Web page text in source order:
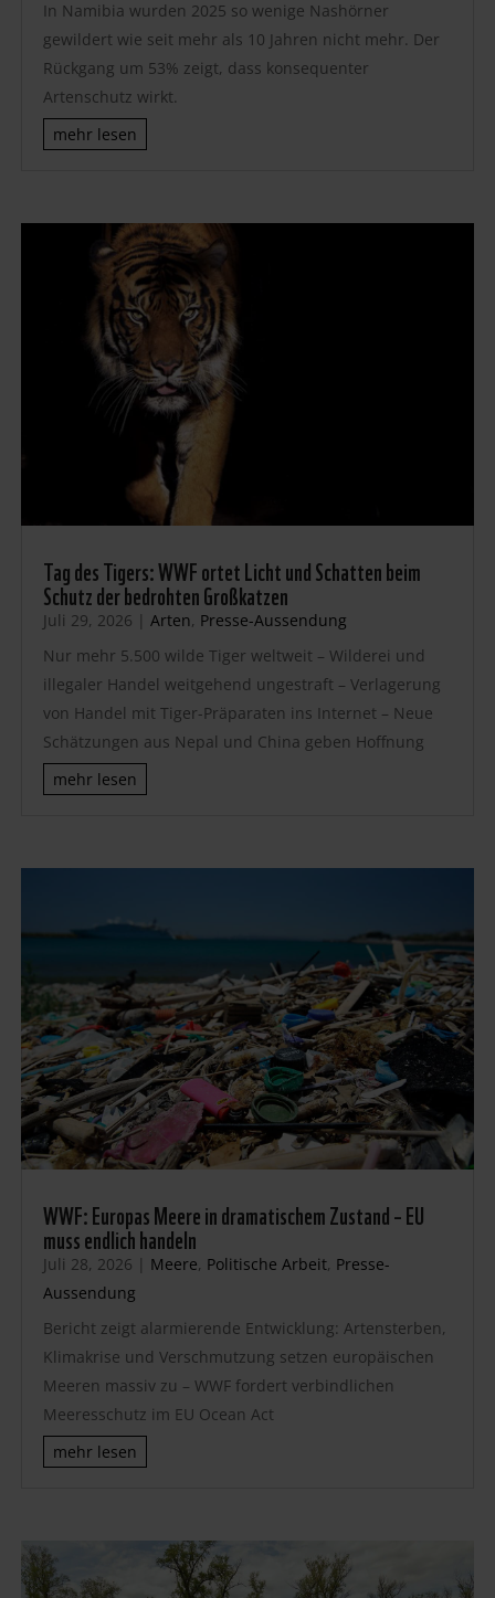
In Namibia wurden 2025 so wenige Nashörner
gewildert wie seit mehr als 10 Jahren nicht mehr. Der
Rückgang um 53% zeigt, dass konsequenter
Artenschutz wirkt.
mehr lesen
Tag des Tigers: WWF ortet Licht und Schatten beim
Schutz der bedrohten Großkatzen
Juli 29, 2026 | Arten, Presse-Aussendung
Nur mehr 5.500 wilde Tiger weltweit – Wilderei und
illegaler Handel weitgehend ungestraft – Verlagerung
von Handel mit Tiger-Präparaten ins Internet – Neue
Schätzungen aus Nepal und China geben Hoffnung
mehr lesen
WWF: Europas Meere in dramatischem Zustand – EU
muss endlich handeln
Juli 28, 2026 | Meere, Politische Arbeit, Presse-
Aussendung
Bericht zeigt alarmierende Entwicklung: Artensterben,
Klimakrise und Verschmutzung setzen europäischen
Meeren massiv zu – WWF fordert verbindlichen
Meeresschutz im EU Ocean Act
mehr lesen